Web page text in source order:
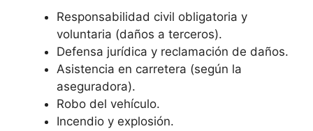
Responsabilidad civil obligatoria y
voluntaria (daños a terceros).
Defensa jurídica y reclamación de daños.
Asistencia en carretera (según la
aseguradora).
Robo del vehículo.
Incendio y explosión.